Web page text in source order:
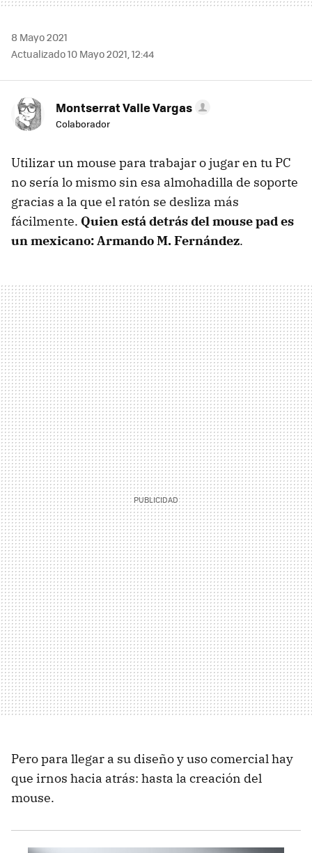
8 Mayo 2021
Actualizado 10 Mayo 2021, 12:44
Montserrat Valle Vargas
Colaborador
Utilizar un mouse para trabajar o jugar en tu PC
no sería lo mismo sin esa almohadilla de soporte
gracias a la que el ratón se desliza más
fácilmente. Quien está detrás del mouse pad es
un mexicano: Armando M. Fernández.
Pero para llegar a su diseño y uso comercial hay
que irnos hacia atrás: hasta la creación del
mouse.